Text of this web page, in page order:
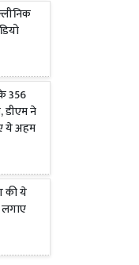
356
डीएम ने
ये अहम
की ये